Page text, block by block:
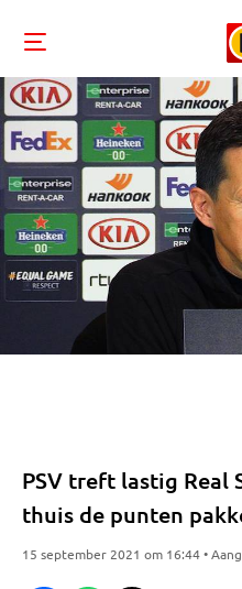
PSV treft lastig Real
thuis de punten
15 september 2021 om 16:44 •